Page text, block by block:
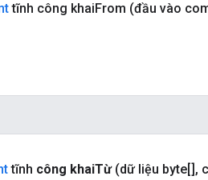
tĩnh công khaiFrom (đầu vào
tĩnh công khaiTừ (dữ liệu byte[] ,